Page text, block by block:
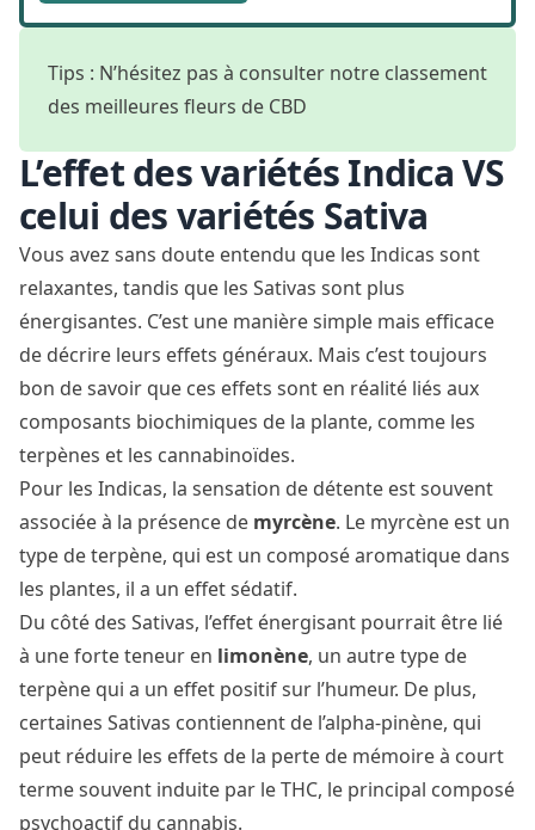
Tips : N’hésitez pas à consulter notre classement
des meilleures fleurs de CBD
L’effet des variétés Indica VS
celui des variétés Sativa
Vous avez sans doute entendu que les Indicas sont
relaxantes, tandis que les Sativas sont plus
énergisantes. C’est une manière simple mais efficace
de décrire leurs effets généraux. Mais c’est toujours
bon de savoir que ces effets sont en réalité liés aux
composants biochimiques de la plante, comme les
terpènes et les cannabinoïdes.
Pour les Indicas, la sensation de détente est souvent
associée à la présence de myrcène. Le myrcène est un
type de terpène, qui est un composé aromatique dans
les plantes, il a un effet sédatif.
Du côté des Sativas, l’effet énergisant pourrait être lié
à une forte teneur en limonène, un autre type de
terpène qui a un effet positif sur l’humeur. De plus,
certaines Sativas contiennent de l’alpha-pinène, qui
peut réduire les effets de la perte de mémoire à court
terme souvent induite par leTHC, le principal composé
psychoactif du cannabis.